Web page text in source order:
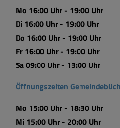
Mo 16:00 Uhr - 19:00 Uhr
Di 16:00 Uhr - 19:00 Uhr
Do 16:00 Uhr - 19:00 Uhr
Fr 16:00 Uhr - 19:00 Uhr
Sa 09:00 Uhr - 13:00 Uhr
Öffnungszeiten
Mo 15:00 Uhr - 18:30 Uhr
Mi 15:00 Uhr - 20:00 Uhr